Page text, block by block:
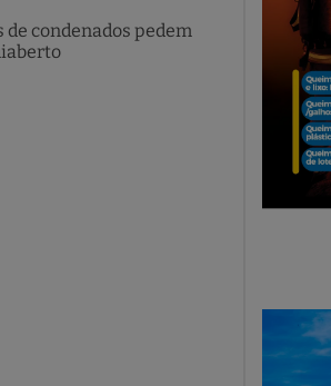
de condenados pedem